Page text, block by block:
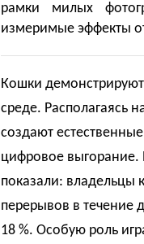
рамки милых
измеримые эффекты
Кошки
среде. Располагаясь
создают
цифровое выгорание.
показали: владельцы
перерывов в течение
18 %. Особую роль